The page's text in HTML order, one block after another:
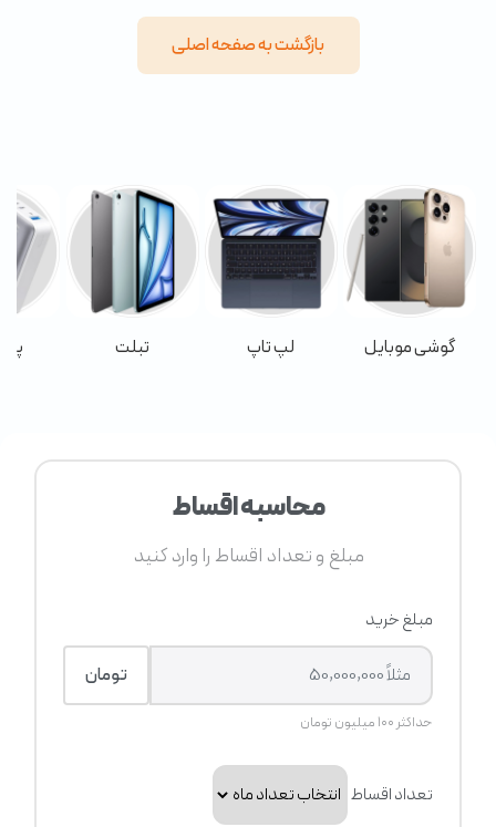
بازگشت به صفحه اصلی
گوشی موبایل لپ تاپ تبلت
محاسبه اقساط
مبلغ و تعداد اقساط را وارد کنید
مبلغ خرید
تومان
حداکثر ۱۰۰ میلیون تومان
تعداد اقساط